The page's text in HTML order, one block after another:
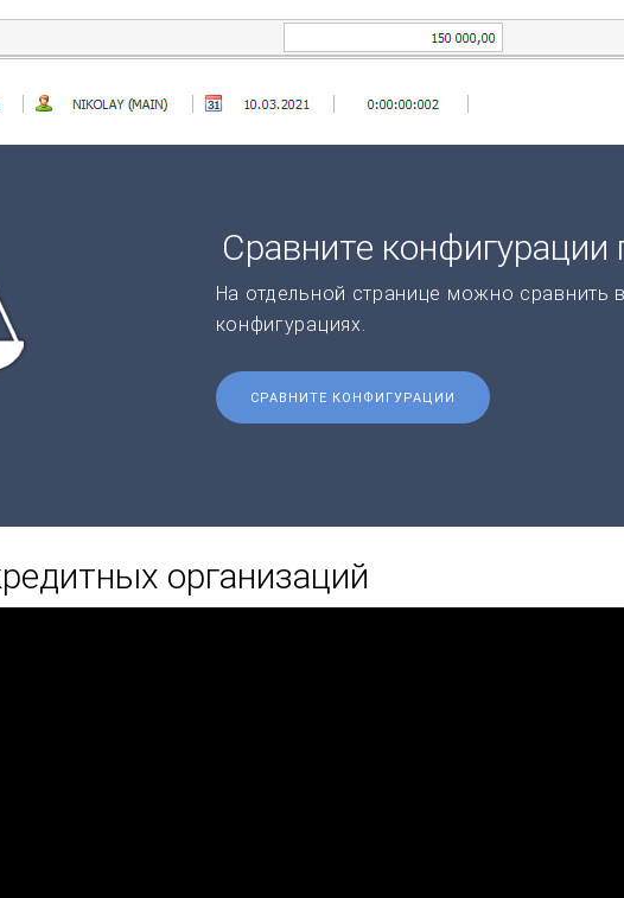
Сравните
На отдельной странице можно сравнить
конфигурациях.
СРАВНИТЕ КОНФИГУРАЦИИ
организаций